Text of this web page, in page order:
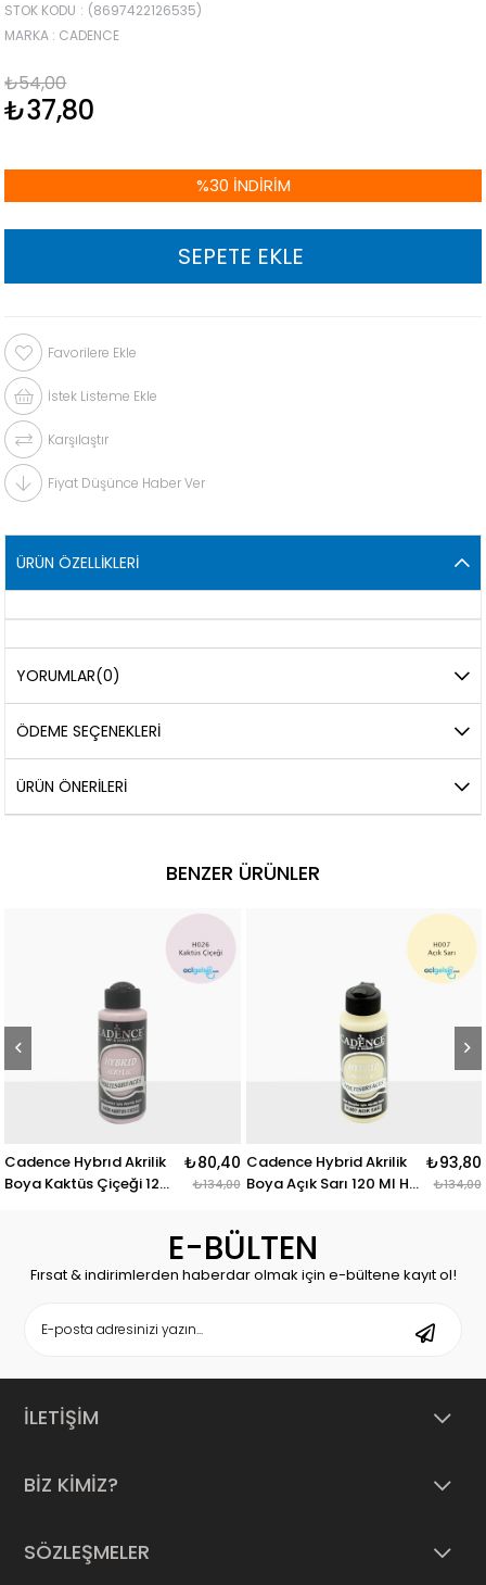
STOK KODU
(8697422126535)
MARKA : CADENCE
₺54,00
₺37,80
%30 İNDIRIM
Favorilere Ekle
İstek Listeme Ekle
Karşılaştır
Fiyat Düşünce Haber Ver
ÜRÜN ÖZELLIKLERI
YORUMLAR(0)
ÖDEME SEÇENEKLERI
ÜRÜN ÖNERILERI
BENZER ÜRÜNLER
Cadence Hybrıd Akrilik
Boya Kaktüs Çiçeği 120
₺80,40
₺134,00
Cadence Hybrid Akrilik
Boya Açık Sarı 120 Ml H-
₺93,80
₺134,00
E-BÜLTEN
Fırsat & indirimlerden haberdar olmak için e-bültene kayıt ol!
İLETİŞİM
BİZ KİMİZ?
SÖZLEŞMELER